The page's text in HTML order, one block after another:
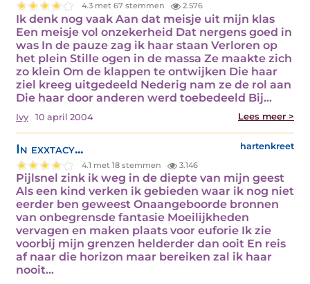
4.3 met 67 stemmen 2.576
Ik denk nog vaak Aan dat meisje uit mijn klas
Een meisje vol onzekerheid Dat nergens goed in
was In de pauze zag ik haar staan Verloren op
het plein Stille ogen in de massa Ze maakte zich
zo klein Om de klappen te ontwijken Die haar
ziel kreeg uitgedeeld Nederig nam ze de rol aan
Die haar door anderen werd toebedeeld Bij…
Ivy 10 april 2004 Lees meer >
In exxtacy... hartenkreet
4.1 met 18 stemmen 3.146
Pijlsnel zink ik weg in de diepte van mijn geest
Als een kind verken ik gebieden waar ik nog niet
eerder ben geweest Onaangeboorde bronnen
van onbegrensde fantasie Moeilijkheden
vervagen en maken plaats voor euforie Ik zie
voorbij mijn grenzen helderder dan ooit En reis
af naar die horizon maar bereiken zal ik haar
nooit…